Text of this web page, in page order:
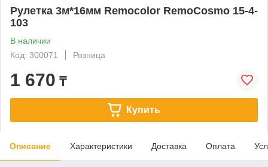
Рулетка 3м*16мм Remocolor RemoCosmo 15-4-
103
В наличии
Код: 300071
Розница
1 670 ₸
Купить
Описание Характеристики Доставка Оплата